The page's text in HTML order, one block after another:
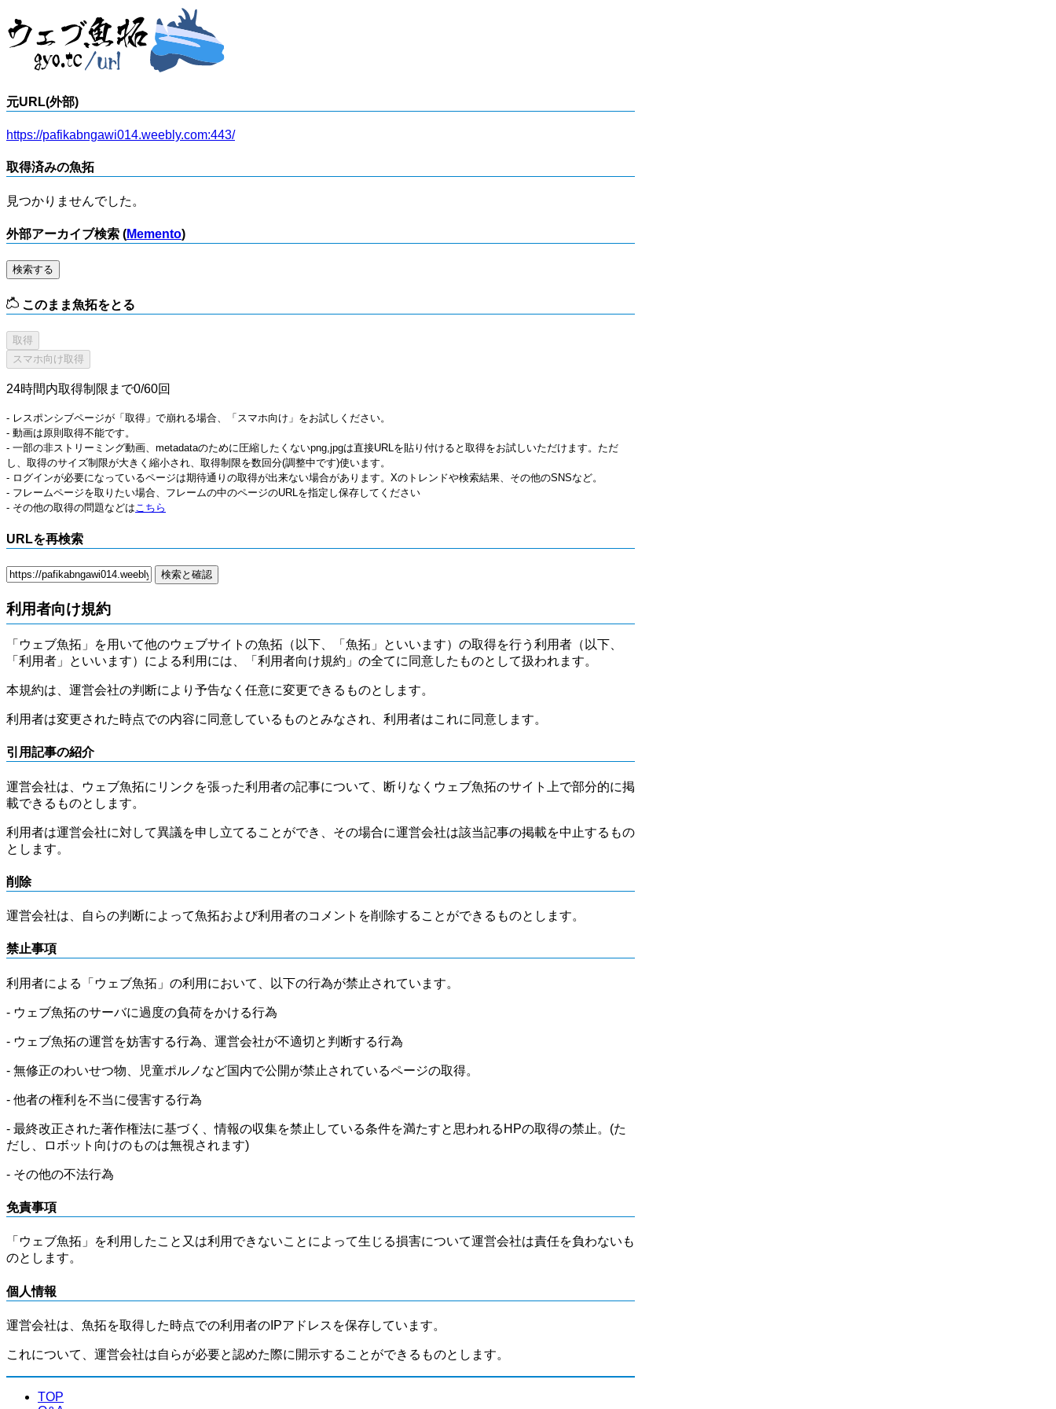
元URL(外部)
https://pafikabngawi014.weebly.com:443/
取得済みの魚拓
見つかりませんでした。
外部アーカイブ検索 (Memento)
検索する
このまま魚拓をとる
24時間内取得制限まで0/60回
- レスポンシブページが「取得」で崩れる場合、「スマホ向け」をお試しください。
- 動画は原則取得不能です。
- 一部の非ストリーミング動画、metadataのために圧縮したくないpng,jpgは直接URLを貼り付けると取得をお試しいただけます。ただ
し、取得のサイズ制限が大きく縮小され、取得制限を数回分(調整中です)使います。
- ログインが必要になっているページは期待通りの取得が出来ない場合があります。Xのトレンドや検索結果、その他のSNSなど。
- フレームページを取りたい場合、フレームの中のページのURLを指定し保存してください
- その他の取得の問題などは こちら
URLを再検索
利用者向け規約
「ウェブ魚拓」を用いて他のウェブサイトの魚拓（以下、「魚拓」といいます）の取得を行う利用者（以下、
「利用者」といいます）による利用には、「利用者向け規約」の全てに同意したものとして扱われます。
本規約は、運営会社の判断により予告なく任意に変更できるものとします。
利用者は変更された時点での内容に同意しているものとみなされ、利用者はこれに同意します。
引用記事の紹介
運営会社は、ウェブ魚拓にリンクを張った利用者の記事について、断りなくウェブ魚拓のサイト上で部分的に掲
載できるものとします。
利用者は運営会社に対して異議を申し立てることができ、その場合に運営会社は該当記事の掲載を中止するもの
とします。
削除
運営会社は、自らの判断によって魚拓および利用者のコメントを削除することができるものとします。
禁止事項
利用者による「ウェブ魚拓」の利用において、以下の行為が禁止されています。
- ウェブ魚拓のサーバに過度の負荷をかける行為
- ウェブ魚拓の運営を妨害する行為、運営会社が不適切と判断する行為
- 無修正のわいせつ物、児童ポルノなど国内で公開が禁止されているページの取得。
- 他者の権利を不当に侵害する行為
- 最終改正された著作権法に基づく、情報の収集を禁止している条件を満たすと思われるHPの取得の禁止。(た
だし、ロボット向けのものは無視されます)
- その他の不法行為
免責事項
「ウェブ魚拓」を利用したこと又は利用できないことによって生じる損害について運営会社は責任を負わないも
のとします。
個人情報
運営会社は、魚拓を取得した時点での利用者のIPアドレスを保存しています。
これについて、運営会社は自らが必要と認めた際に開示することができるものとします。
TOP